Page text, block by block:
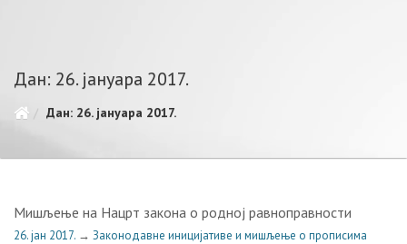
Дан: 26. јануара 2017.
Дан: 26. јануара 2017.
Мишљење на Нацрт закона о родној равноправности
26. јан 2017. → Законодавне иницијативе и мишљење о прописима